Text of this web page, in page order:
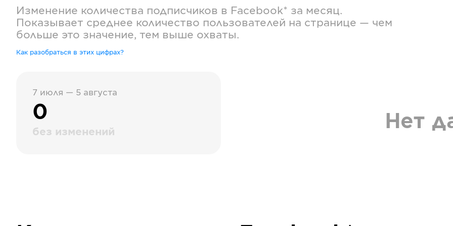
Изменение количества подписчиков в Facebook* за месяц.
Показывает среднее количество пользователей на странице — чем
больше это значение, тем выше охваты.
Как разобраться в этих цифрах?
7 июля — 5 августа
0
без изменений Нет